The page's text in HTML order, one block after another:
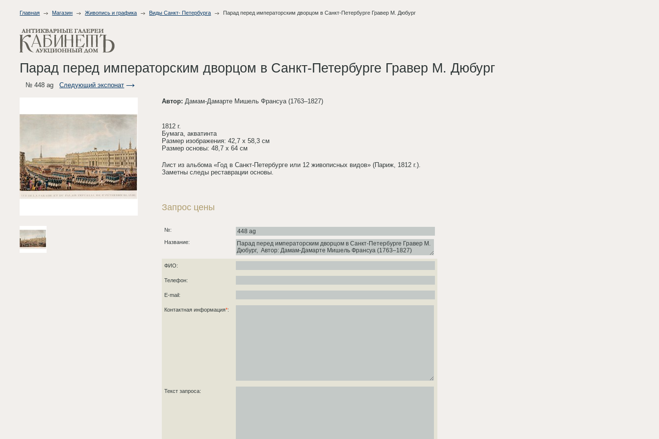
Главная Магазин Живопись и графика Виды Санкт- Петербурга Парад перед императорским дворцом в Санкт-Петербурге Гравер М. Дюбург
Парад перед императорским дворцом в Санкт-Петербурге Гравер М. Дюбург
№ 448 agСледующий экспонат
Автор: Дамам-Дамарте Мишель Франсуа (1763–1827)
1812 г.
Бумага, акватинта
Размер изображения: 42,7 x 58,3 см
Размер основы: 48,7 x 64 см
Лист из альбома «Год в Санкт-Петербурге или 12 живописных видов» (Париж, 1812 г.).
Заметны следы реставрации основы.
Запрос цены
№:
Название:
ФИО:
Телефон:
E-mail:
Контактная информация*:
Текст запроса: